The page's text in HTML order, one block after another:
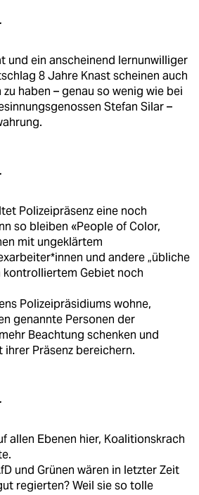
und ein anscheinend lernunwilliger
8 Jahre Knast scheinen auch
haben – genau so wenig wie bei
Stefan Silar –
Polizeipräsenz eine noch
so bleiben «People of Color,
mit ungeklärtem
und andere „übliche
kontrolliertem Gebiet noch
Polizeipräsidiums wohne,
genannte Personen der
Beachtung schenken und
Präsenz bereichern.
allen Ebenen hier, Koalitionskrach
und Grünen wären in letzter Zeit
regierten? Weil sie so tolle